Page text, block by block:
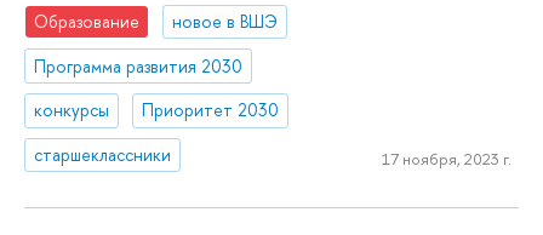
Образование
новое в ВШЭ
Программа развития 2030
конкурсы
Приоритет 2030
старшеклассники
17 ноября, 2023 г.